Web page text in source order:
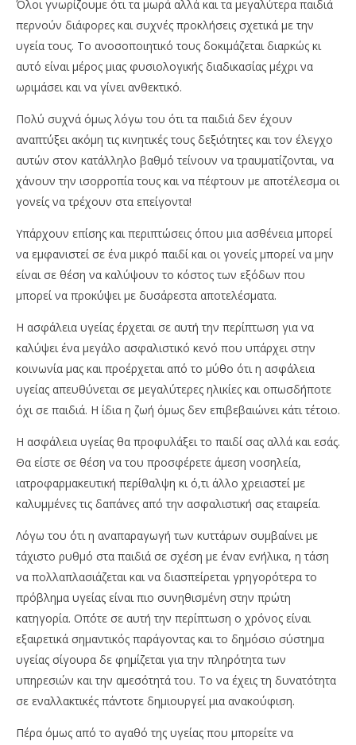
NOW VIEWING
Τι ασφάλεια μπορώ να κάνω για το νεογέννητο
παιδί μου;
9
2024
Cyprus
Insurance
Team
Όλοι γνωρίζουμε ότι τα μωρά αλλά και τα μεγαλύτερα παιδιά
περνούν διάφορες και συχνές προκλήσεις σχετικά με την
υγεία τους. Το ανοσοποιητικό τους δοκιμάζεται διαρκώς κι
αυτό είναι μέρος μιας φυσιολογικής διαδικασίας μέχρι να
ωριμάσει και να γίνει ανθεκτικό.
Πολύ συχνά όμως λόγω του ότι τα παιδιά δεν έχουν
αναπτύξει ακόμη τις κινητικές τους δεξιότητες και τον έλεγχο
αυτών στον κατάλληλο βαθμό τείνουν να τραυματίζονται, να
χάνουν την ισορροπία τους και να πέφτουν με αποτέλεσμα οι
γονείς να τρέχουν στα επείγοντα!
Υπάρχουν επίσης και περιπτώσεις όπου μια ασθένεια μπορεί
να εμφανιστεί σε ένα μικρό παιδί και οι γονείς μπορεί να μην
είναι σε θέση να καλύψουν το κόστος των εξόδων που
μπορεί να προκύψει με δυσάρεστα αποτελέσματα.
Η ασφάλεια υγείας έρχεται σε αυτή την περίπτωση για να
καλύψει ένα μεγάλο ασφαλιστικό κενό που υπάρχει στην
κοινωνία μας και προέρχεται από το μύθο ότι η ασφάλεια
υγείας απευθύνεται σε μεγαλύτερες ηλικίες και οπωσδήποτε
όχι σε παιδιά. Η ίδια η ζωή όμως δεν επιβεβαιώνει κάτι τέτοιο.
Η ασφάλεια υγείας θα προφυλάξει το παιδί σας αλλά και εσάς.
Θα είστε σε θέση να του προσφέρετε άμεση νοσηλεία,
ιατροφαρμακευτική περίθαλψη κι ό,τι άλλο χρειαστεί με
καλυμμένες τις δαπάνες από την ασφαλιστική σας εταιρεία.
Λόγω του ότι η αναπαραγωγή των κυττάρων συμβαίνει με
τάχιστο ρυθμό στα παιδιά σε σχέση με έναν ενήλικα, η τάση
να πολλαπλασιάζεται και να διασπείρεται γρηγορότερα το
πρόβλημα υγείας είναι πιο συνηθισμένη στην πρώτη
κατηγορία. Οπότε σε αυτή την περίπτωση ο χρόνος είναι
εξαιρετικά σημαντικός παράγοντας και το δημόσιο σύστημα
υγείας σίγουρα δε φημίζεται για την πληρότητα των
υπηρεσιών και την αμεσότητά του. Το να έχεις τη δυνατότητα
σε εναλλακτικές πάντοτε δημιουργεί μια ανακούφιση.
Πέρα όμως από το αγαθό της υγείας που μπορείτε να